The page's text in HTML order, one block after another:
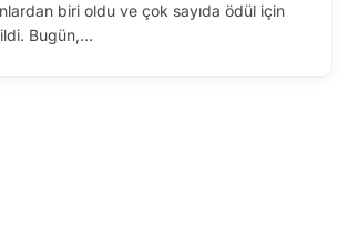
biri oldu ve çok sayıda ödül için
Bugün,…